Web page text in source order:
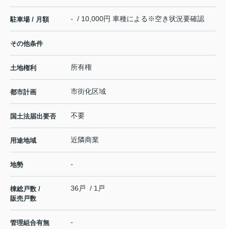
駐車場 / 月額 - / 10,000円 車種による※空き状況要確認
その他条件
土地権利 所有権
都市計画 市街化区域
国土法届出要否 不要
用途地域 近隣商業
地勢 -
棟総戸数 /
販売戸数
36戸 / 1戸
管理組合有無 -